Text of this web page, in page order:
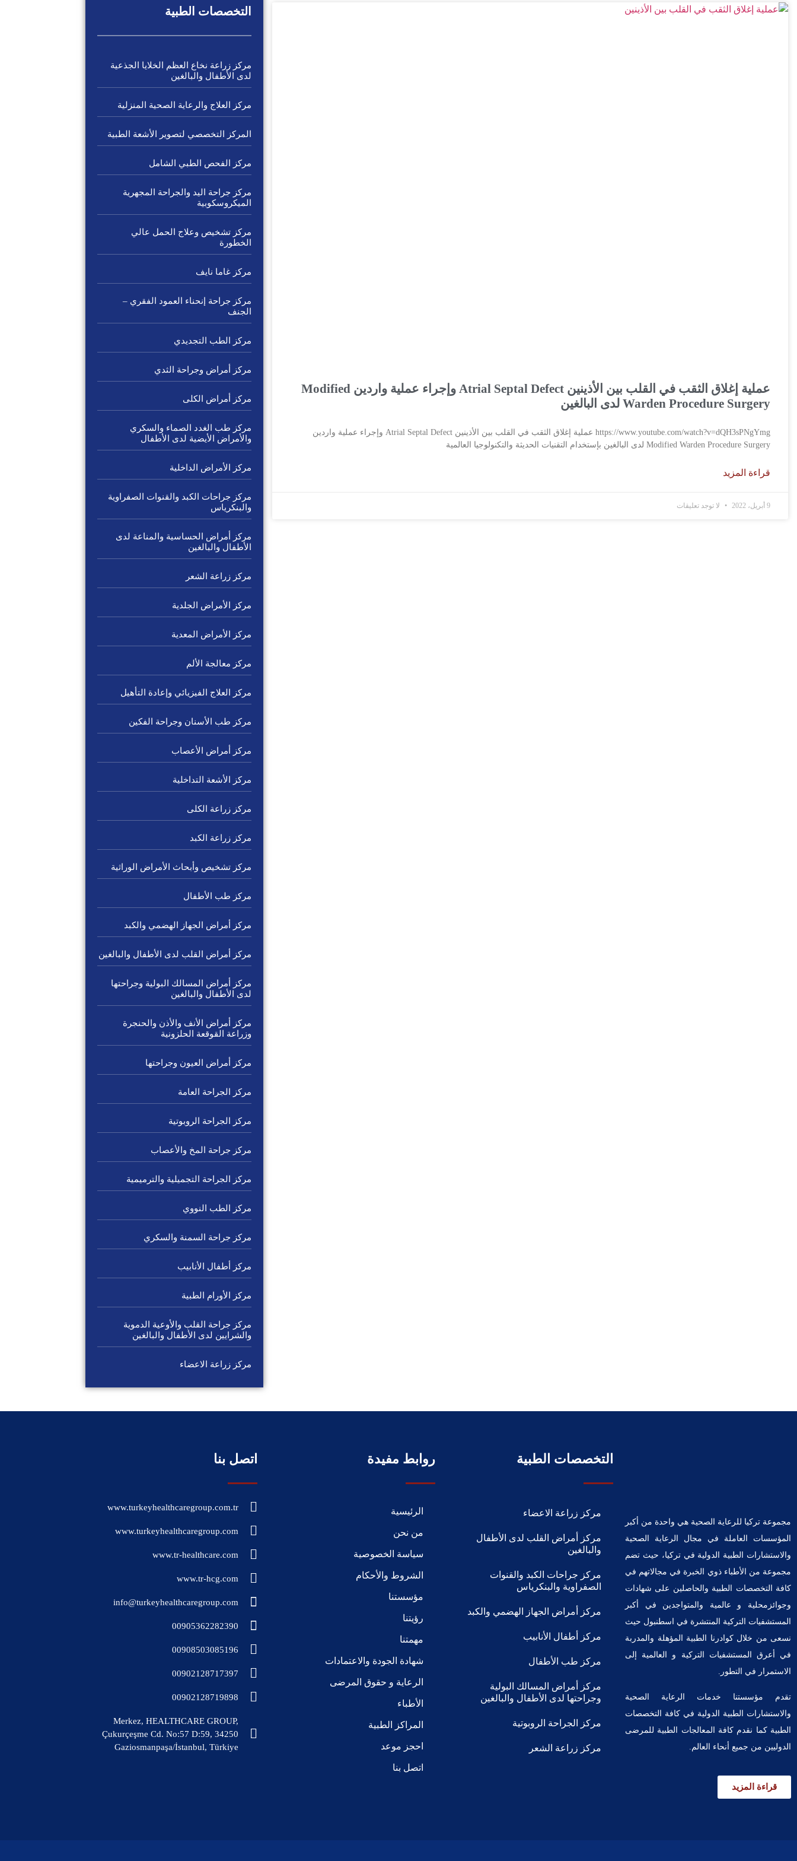
عملية إغلاق الثقب في القلب بين الأذينين Atrial Septal Defect وإجراء عملية واردين Modified
Warden Procedure Surgery لدى البالغين
https://www.youtube.com/watch?v=dQH3sPNgYmg عملية إغلاق الثقب في القلب بين الأذينين Atrial Septal Defect وإجراء عملية واردين
Modified Warden Procedure Surgery لدى البالغين بإستخدام التقنيات الحديثة والتكنولوجيا العالمية
قراءة المزيد
9 أبريل، 2022 لا توجد تعليقات
التخصصات الطبية
مركز زراعة نخاع العظم الخلايا الجذعية
لدى الأطفال والبالغين
مركز العلاج والرعاية الصحية المنزلية
المركز التخصصي لتصوير الأشعة الطبية
مركز الفحص الطبي الشامل
مركز جراحة اليد والجراحة المجهرية
الميكروسكوبية
مركز تشخيص وعلاج الحمل عالي
الخطورة
مركز غاما نايف
مركز جراحة إنحناء العمود الفقري –
الجنف
مركز الطب التجديدي
مركز أمراض وجراحة الثدي
مركز أمراض الكلى
مركز طب الغدد الصماء والسكري
والأمراض الأيضية لدى الأطفال
مركز الأمراض الداخلية
مركز جراحات الكبد والقنوات الصفراوية
والبنكرياس
مركز أمراض الحساسية والمناعة لدى
الأطفال والبالغين
مركز زراعة الشعر
مركز الأمراض الجلدية
مركز الأمراض المعدية
مركز معالجة الألم
مركز العلاج الفيزيائي وإعادة التأهيل
مركز طب الأسنان وجراحة الفكين
مركز أمراض الأعصاب
مركز الأشعة التداخلية
مركز زراعة الكلى
مركز زراعة الكبد
مركز تشخيص وأبحاث الأمراض الوراثية
مركز طب الأطفال
مركز أمراض الجهاز الهضمي والكبد
مركز أمراض القلب لدى الأطفال والبالغين
مركز أمراض المسالك البولية وجراحتها
لدى الأطفال والبالغين
مركز أمراض الأنف والأذن والحنجرة
وزراعة القوقعة الحلزونية
مركز أمراض العيون وجراحتها
مركز الجراحة العامة
مركز الجراحة الروبوتية
مركز جراحة المخ والأعصاب
مركز الجراحة التجميلية والترميمية
مركز الطب النووي
مركز جراحة السمنة والسكري
مركز أطفال الأنابيب
مركز الأورام الطبية
مركز جراحة القلب والأوعية الدموية
والشرايين لدى الأطفال والبالغين
مركز زراعة الاعضاء
مجموعة تركيا للرعاية الصحية هي واحدة من أكبر
المؤسسات العاملة في مجال الرعاية الصحية
والاستشارات الطبية الدولية في تركيا، حيث تضم
مجموعة من الأطباء ذوي الخبرة في مجالاتهم في
كافة التخصصات الطبية والحاصلين على شهادات
وجوائزمحلية و عالمية والمتواجدين في أكبر
المستشفيات التركية المنتشرة في اسطنبول حيث
نسعى من خلال كوادرنا الطبية المؤهلة والمدربة
في أعرق المستشفيات التركية و العالمية إلى
الاستمرار في التطور.
تقدم مؤسستنا خدمات الرعاية الصحية
والاستشارات الطبية الدولية في كافة التخصصات
الطبية كما نقدم كافة المعالجات الطبية للمرضى
الدوليين من جميع أنحاء العالم.
قراءة المزيد
التخصصات الطبية
مركز زراعة الاعضاء
مركز أمراض القلب لدى الأطفال
والبالغين
مركز جراحات الكبد والقنوات
الصفراوية والبنكرياس
مركز أمراض الجهاز الهضمي والكبد
مركز أطفال الأنابيب
مركز طب الأطفال
مركز أمراض المسالك البولية
وجراحتها لدى الأطفال والبالغين
مركز الجراحة الروبوتية
مركز زراعة الشعر
روابط مفيدة
الرئيسية
من نحن
سياسة الخصوصية
الشروط والأحكام
مؤسستنا
رؤيتنا
مهمتنا
شهادة الجودة والاعتمادات
الرعاية و حقوق المرضى
الأطباء
المراكز الطبية
احجز موعد
اتصل بنا
اتصل بنا
www.turkeyhealthcaregroup.com.tr
www.turkeyhealthcaregroup.com
www.tr-healthcare.com
www.tr-hcg.com
info@turkeyhealthcaregroup.com
00905362282390
00908503085196
00902128717397
00902128719898
Merkez, HEALTHCARE GROUP,
Çukurçeşme Cd. No:57 D:59, 34250
Gaziosmanpaşa/İstanbul, Türkiye